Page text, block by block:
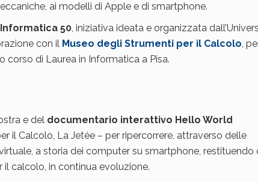
ai modelli di Apple e di smartphone.
Informatica 50, iniziativa ideata e organizzata
con il Museo degli Strumenti per il Calcolo,
corso di Laurea in Informatica a Pisa.
e del documentario interattivo Hello World
il Calcolo, La Jetée – per ripercorrere, attraverso delle
a storia dei computer su smartphone, restituendo
il calcolo, in continua evoluzione.